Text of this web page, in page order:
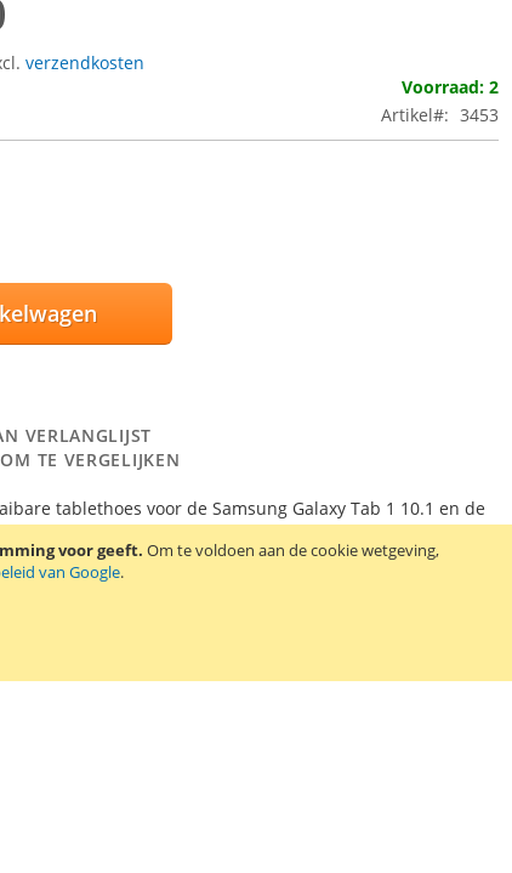
voor geeft. Om te voldoen aan de cookie wetgeving,
van Google.
verzendkosten
Voorraad: 2
Artikel
3453
VERLANGLIJST
TE VERGELIJKEN
tablethoes voor de Samsung Galaxy Tab 1 10.1 en de
2 10.1. Kleur: roze.